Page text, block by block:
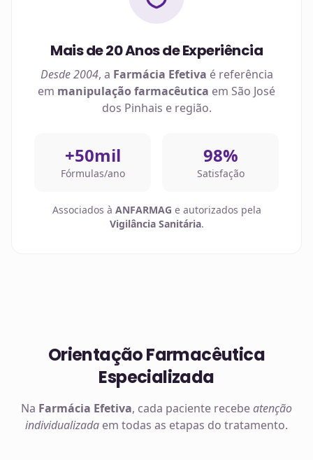
Mais de 20 Anos de Experiência
Desde 2004, a Farmácia Efetiva é referência
em manipulação farmacêutica em São José
dos Pinhais e região.
+50mil
Fórmulas/ano
98%
Satisfação
Associados à ANFARMAG e autorizados pela
Vigilância Sanitária.
Orientação Farmacêutica
Especializada
Na Farmácia Efetiva, cada paciente recebeatenção
individualizada em todas as etapas do tratamento.